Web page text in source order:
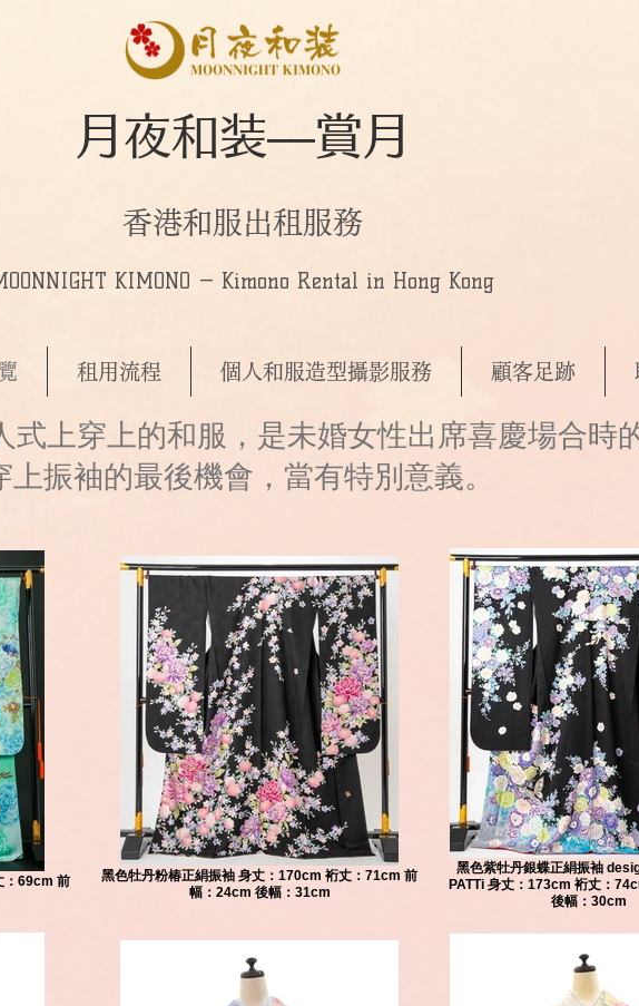
月夜和装—賞月
香港和服出租服務
KIMONO — Kimono Rental in Hong Kong
式上穿上的和服，是未婚女性出席喜慶場合時
振袖的最後機會，當有特別意義。
：69cm 前
黑色牡丹粉椿正絹振袖 身丈：170cm 裄丈：71cm 前
幅：24cm 後幅：31cm
黑色紫牡丹銀蝶正絹振袖
PATTi 身丈：173cm 裄丈：
後幅：30cm
租用流程 個人和服造型攝影服務 顧客足跡